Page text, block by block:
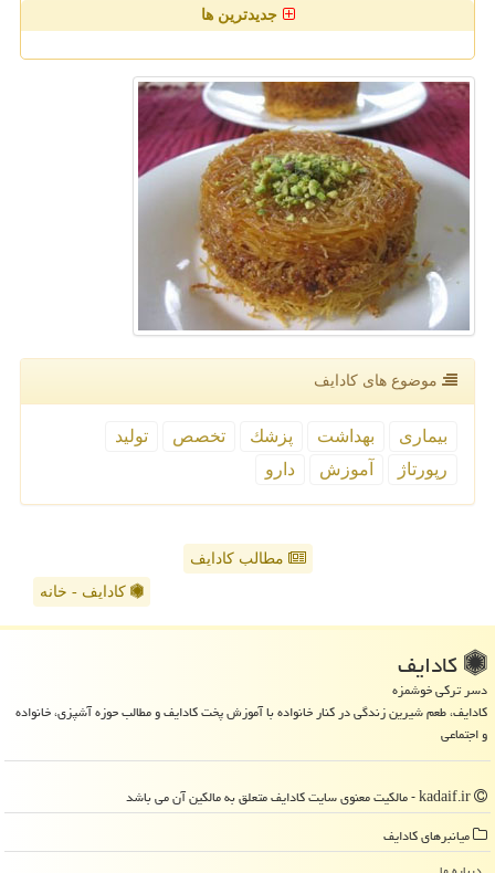
جدیدترین ها
موضوع های كادایف
بیماری بهداشت پزشك تخصص
تولید
رپورتاژ
آموزش دارو
مطالب کادایف
کادایف - خانه
كادایف
دسر ترکی خوشمزه
کادایف، طعم شیرین زندگی در کنار خانواده با آموزش پخت کادایف و مطالب حوزه آشپزی، خانواده
و اجتماعی
میانبرهای كادایف